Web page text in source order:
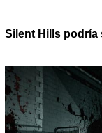
Silent Hills